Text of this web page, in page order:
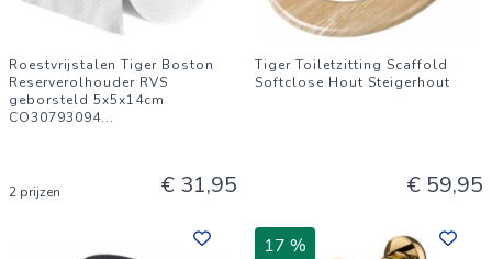
Roestvrijstalen Tiger Boston
Reserverolhouder RVS
geborsteld 5x5x14cm
CO30793094...
2 prijzen € 31,95
Tiger Toiletzitting Scaffold
Softclose Hout Steigerhout
€ 59,95
17 %